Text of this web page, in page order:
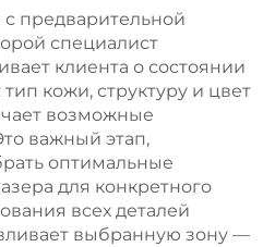
предварительной
специалист
клиента о состоянии
кожи, структуру и цвет
возможные
важный этап,
оптимальные
для конкретного
всех деталей
выбранную зону —